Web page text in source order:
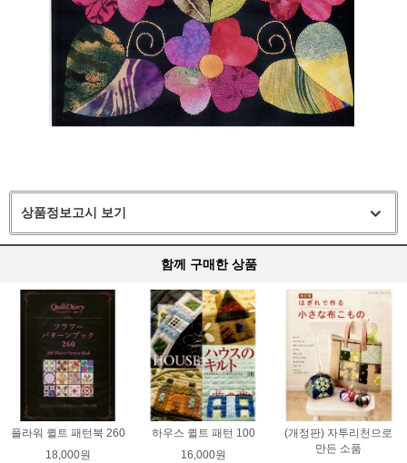
상품정보고시 보기
함께 구매한 상품
플라워 퀼트 패턴북 260
18,000원
하우스 퀼트 패턴 100
16,000원
(개정판) 자투리천으로
만든 소품